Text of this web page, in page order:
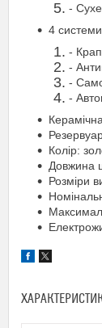
-
4
-
-
-
-
Колір:
Довжина
Розміри